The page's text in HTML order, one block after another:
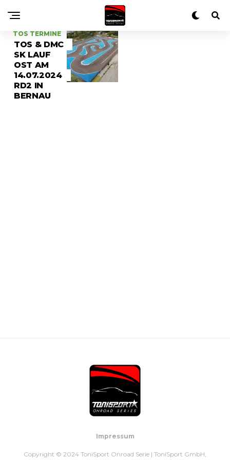
TOS TERMINE
TOS & DMC
SK LAUF
OST AM
14.07.2024
RD2 IN
BERNAU
Impressum
Copyright © 2024 ToniSport Onroad Serie | ToniSport GmbH,